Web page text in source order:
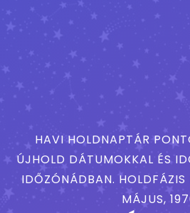
HAVI HOLDNAPTÁR
ÚJHOLD DÁTUMOKKAL ÉS
IDŐZÓNÁDBAN. HOLDFÁZIS
MÁJUS,